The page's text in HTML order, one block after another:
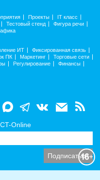
Проекты
IT класс
Тестовый стенд
Фигура речи
ИТ
Фиксированная связь
ПК Маркетинг
Торговые сети
Регулирование
Финансы
Online